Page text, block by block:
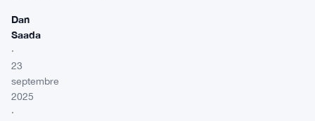
Dan
Saada
·
23
septembre
2025
·